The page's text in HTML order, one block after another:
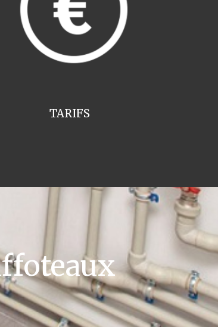
TARIFS